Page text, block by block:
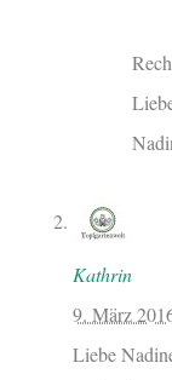
Kathrin
9. März
Liebe